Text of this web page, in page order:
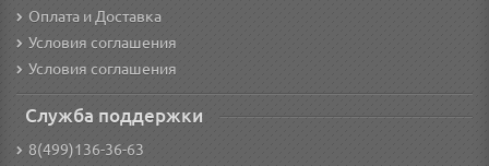
Оплата и Доставка
Условия соглашения
Условия соглашения
Служба поддержки
8(499)136-36-63